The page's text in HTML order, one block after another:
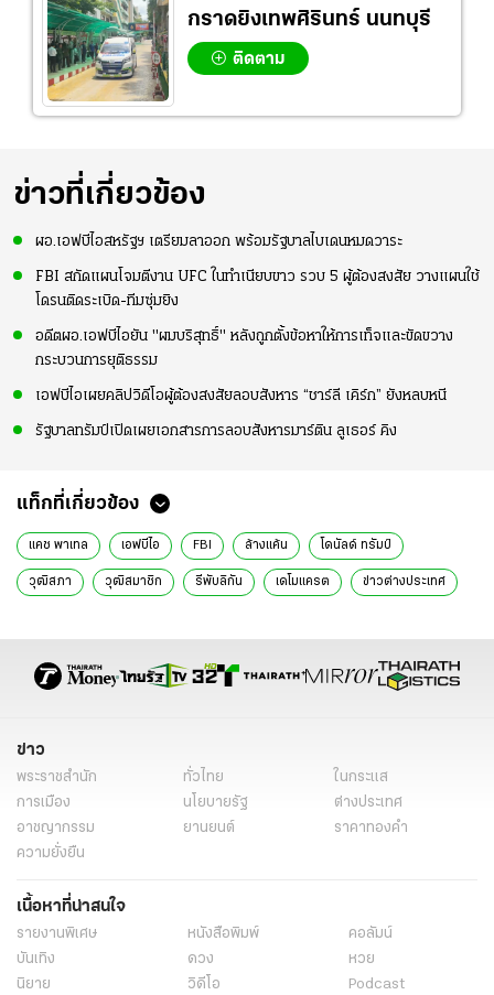
กราดยิงเทพศิรินทร์ นนทบุรี
ติดตาม
ข่าวที่เกี่ยวข้อง
ผอ.เอฟบีไอสหรัฐฯ เตรียมลาออก พร้อมรัฐบาลไบเดนหมดวาระ
FBI สกัดแผนโจมตีงาน UFC ในทำเนียบขาว รวบ 5 ผู้ต้องสงสัย วางแผนใช้
โดรนติดระเบิด-ทีมซุ่มยิง
อดีตผอ.เอฟบีไอยัน "ผมบริสุทธิ์" หลังถูกตั้งข้อหาให้การเท็จและขัดขวาง
กระบวนการยุติธรรม
เอฟบีไอเผยคลิปวิดีโอผู้ต้องสงสัยลอบสังหาร “ชาร์ลี เคิร์ก” ยังหลบหนี
รัฐบาลทรัมป์เปิดเผยเอกสารการลอบสังหารมาร์ติน ลูเธอร์ คิง
แท็กที่เกี่ยวข้อง
แคช พาเทล เอฟบีไอ FBI ล้างแค้น โดนัลด์ ทรัมป์
วุฒิสภา วุฒิสมาชิก รีพับลิกัน เดโมแครต ข่าวต่างประเทศ
ข่าว
พระราชสำนัก ทั่วไทย
ในกระแส
การเมือง
นโยบายรัฐ
ต่างประเทศ
อาชญากรรม
ยานยนต์
ราคาทองคำ
ความยั่งยืน
เนื้อหาที่น่าสนใจ
รายงานพิเศษ หนังสือพิมพ์
คอลัมน์
บันเทิง
ดวง
หวย
นิยาย
วิดีโอ
Podcast